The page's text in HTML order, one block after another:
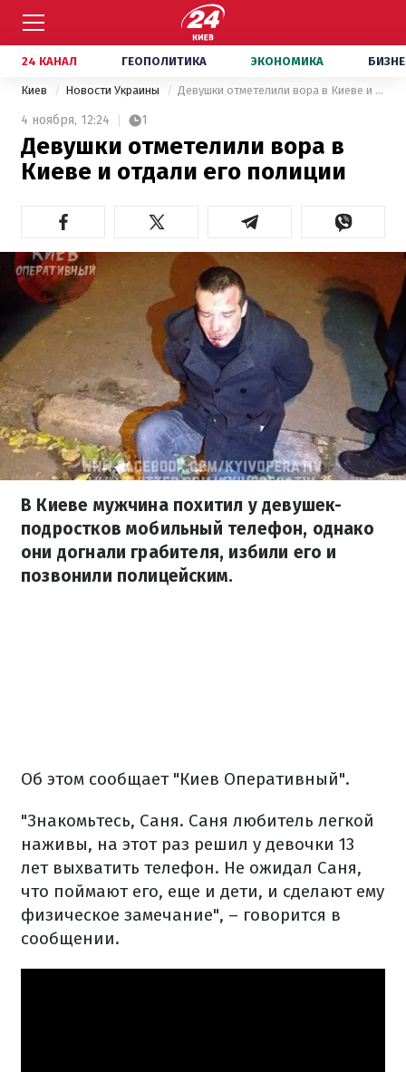
24 КАНАЛ ГЕОПОЛИТИКА ЭКОНОМИКА
Киев Новости Украины Девушки отметелили вора в Киеве и отдали его полиции
4 ноября, 12:24 1
Девушки отметелили вора в
Киеве и отдали его полиции
В Киеве мужчина похитил у девушек-
подростков мобильный телефон, однако
они догнали грабителя, избили его и
позвонили полицейским.
Об этом сообщает "Киев Оперативный".
"Знакомьтесь, Саня. Саня любитель легкой
наживы, на этот раз решил у девочки 13
лет выхватить телефон. Не ожидал Саня,
что поймают его, еще и дети, и сделают ему
физическое замечание", – говорится в
сообщении.